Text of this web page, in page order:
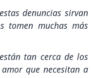
denuncias sirvan
tomen muchas más
tan cerca de los
que necesitan a